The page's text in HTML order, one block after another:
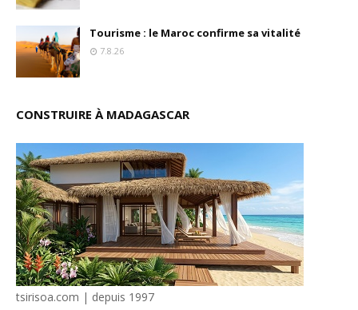
Tourisme : le Maroc confirme sa vitalité
7.8.26
CONSTRUIRE À MADAGASCAR
tsirisoa.com | depuis 1997